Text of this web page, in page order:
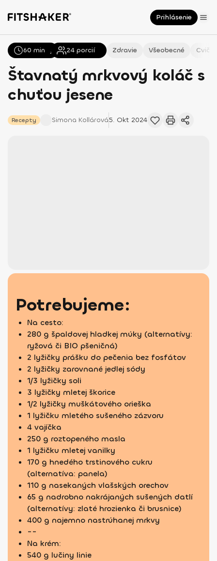
Prihlásenie
Všetky Recepty Zdravie Všeobecné
Štavnatý mrkvový koláč s
chuťou jesene
Recepty Simona Kollárová5. Okt 2024
60 min 24 porcií
Potrebujeme:
Na cesto:
280 g špaldovej hladkej múky (alternatívy:
ryžová či BIO pšeničná)
2 lyžičky prášku do pečenia bez fosfátov
2 lyžičky zarovnané jedlej sódy
1/3 lyžičky soli
3 lyžičky mletej škorice
1/2 lyžičky muškátového orieška
1 lyžičku mletého sušeného zázvoru
4 vajíčka
250 g roztopeného masla
1 lyžičku mletej vanilky
170 g hnedého trstinového cukru
(alternatíva: panela)
110 g nasekaných vlašských orechov
65 g nadrobno nakrájaných sušených datlí
(alternatívy: zlaté hrozienka či brusnice)
400 g najemno nastrúhanej mrkvy
--
Na krém:
540 g lučiny linie